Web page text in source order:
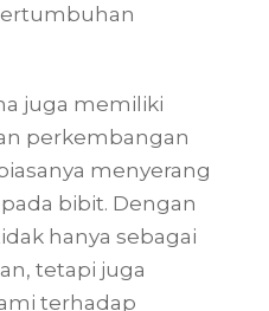
juga memiliki
perkembangan
menyerang
bibit. Dengan
hanya sebagai
tetapi juga
terhadap